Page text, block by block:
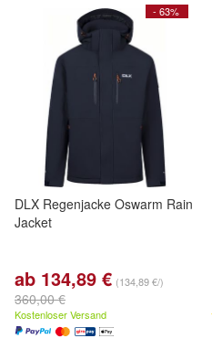
- 63%
DLX Regenjacke Oswarm Rain
Jacket
ab 134,89 € (134,89 €/)
360,00 €
Kostenloser Versand